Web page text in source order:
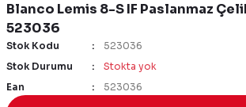
Blanco Lemis 8-S IF Paslanmaz
523036
Stok Kodu
523036
Stok Durumu
Stokta yok
Ean
523036